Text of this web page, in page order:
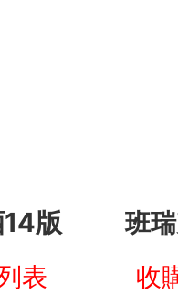
版
班
表
收